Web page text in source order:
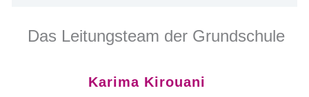
Das Leitungsteam der Grundschule
Karima Kirouani